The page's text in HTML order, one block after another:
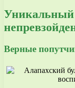
Уникальный
Верные